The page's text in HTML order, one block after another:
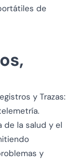
de
y Trazas:
de la salud y el
y